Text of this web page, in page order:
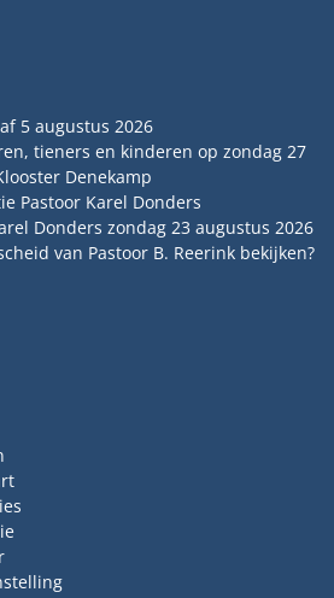
5 augustus 2026
tieners en kinderen op zondag 27
Denekamp
Pastoor Karel Donders
Donders zondag 23 augustus 2026
van Pastoor B. Reerink bekijken?